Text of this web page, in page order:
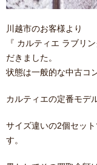
川越市のお客様より
『 カルティエ ラブリ
だきました。
状態は一般的な中古コ
カルティエの定番モデ
サイズ違いの2個セッ
す。